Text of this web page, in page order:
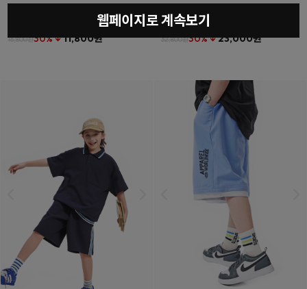
(11호~23호)
16,800원30% ↓11,800원
더튼포켓하프팬츠
32,800원30% ↓23,000원
웹페이지로 계속보기